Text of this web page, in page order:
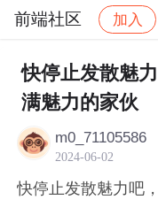
前端社区 加入
社区 前端社区
快停止发散魅
满魅力的家伙
m0_71105586
2024-06-02
快停止发散魅力吧